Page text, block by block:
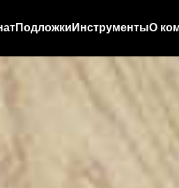
Подложки ИнструментыО